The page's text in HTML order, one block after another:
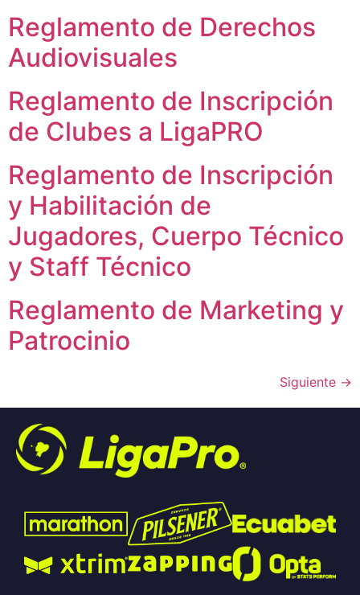
Reglamento de Derechos
Audiovisuales
Reglamento de Inscripción
de Clubes a LigaPRO
Reglamento de Inscripción
y Habilitación de
Jugadores, Cuerpo Técnico
y Staff Técnico
Reglamento de Marketing y
Patrocinio
Siguiente →